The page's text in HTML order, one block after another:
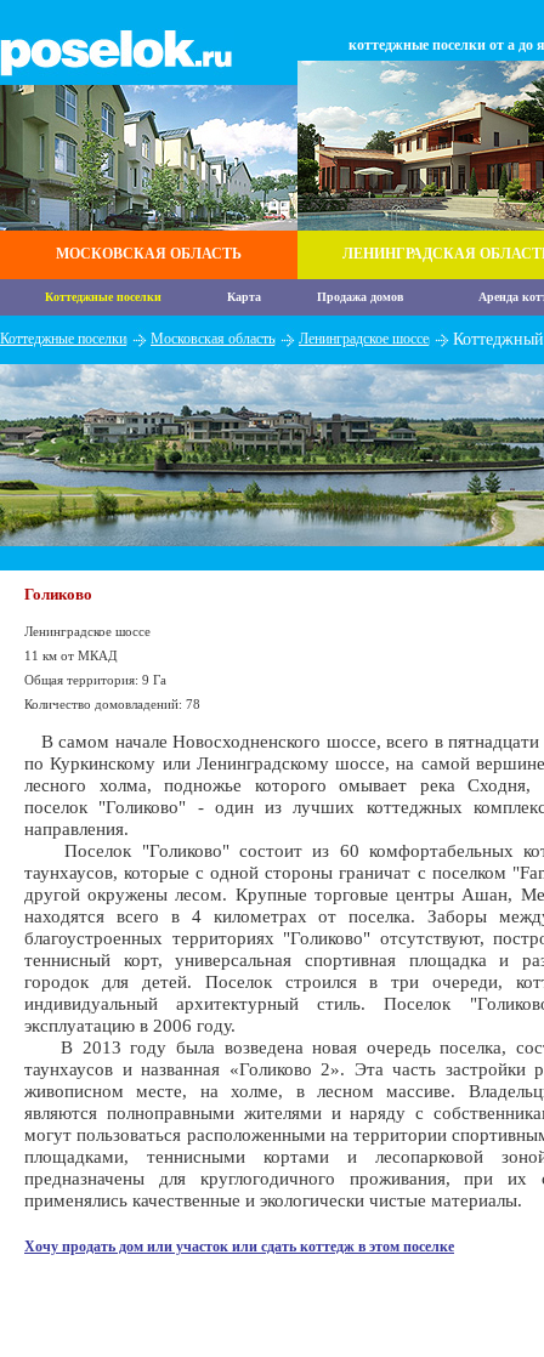
МОСКОВСКАЯ ОБЛАСТЬ
коттеджные поселки от а до я
ЛЕНИНГРАДСКАЯ
Коттеджные поселки Карта Продажа домов Аренда
Коттеджные поселки Московская область Ленинградское шоссе
Голиково
Ленинградское шоссе
11 км от МКАД
Общая территория: 9 Га
Количество домовладений: 78
В самом начале Новосходненского шоссе, всего в
по Куркинскому или Ленинградскому шоссе, на самой
лесного холма, подножье которого омывает река Сходня,
поселок "Голиково" - один из лучших коттеджных
направления.
Поселок "Голиково" состоит из 60 комфортабельных
таунхаусов, которые с одной стороны граничат с поселком
другой окружены лесом. Крупные торговые центры Ашан,
находятся всего в 4 километрах от поселка. Заборы
благоустроенных территориях "Голиково" отсутствуют,
теннисный корт, универсальная спортивная площадка и
городок для детей. Поселок строился в три очереди,
индивидуальный архитектурный стиль. Поселок
эксплуатацию в 2006 году.
В 2013 году была возведена новая очередь поселка,
таунхаусов и названная «Голиково 2». Эта часть застройки
живописном месте, на холме, в лесном массиве.
являются полноправными жителями и наряду с
могут пользоваться расположенными на территории
площадками, теннисными кортами и лесопарковой
предназначены для круглогодичного проживания, при их
применялись качественные и экологически чистые материалы.
Хочу продать дом или участок или сдать коттедж в этом поселке